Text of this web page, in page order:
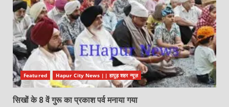
Featured Hapur City News || हापुड़ शहर न्यूज़
सिखों के 8 वें गुरू का प्रकाश पर्व मनाया गया